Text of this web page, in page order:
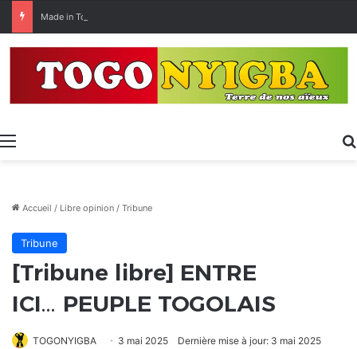
Menu
Accueil / Libre opinion / Tribune
Tribune
[Tribune libre] ENTRE
ICI… PEUPLE TOGOLAIS
TOGONYIGBA 3 mai 2025 Dernière mise à jour: 3 mai 2025